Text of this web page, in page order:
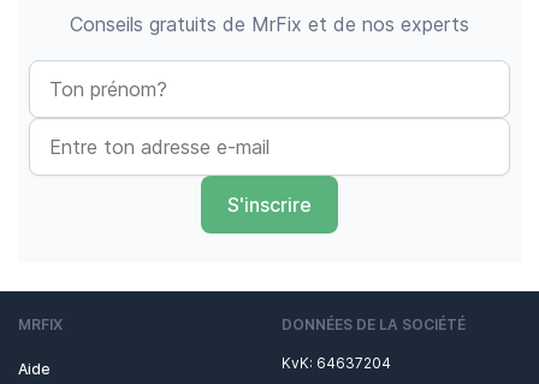
Conseils gratuits de MrFix et de nos experts
S'inscrire
MRFIX
Aide
DONNÉES DE LA SOCIÉTÉ
KvK: 64637204